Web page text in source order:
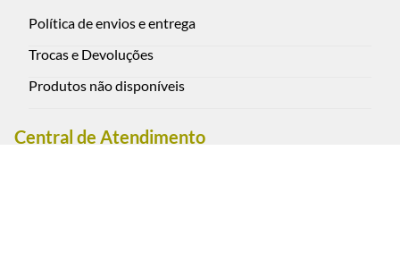
Política de envios e entrega
Trocas e Devoluções
Produtos não disponíveis
Central de Atendimento